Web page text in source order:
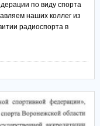
по виду спорта
наших коллег из
радиоспорта в